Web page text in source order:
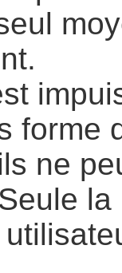
forme
ne